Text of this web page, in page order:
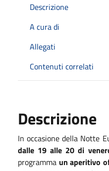
Descrizione
A cura di
Allegati
Contenuti correlati
Descrizione
In occasione della Notte
dalle 19 alle 20 di
programma un aperitivo